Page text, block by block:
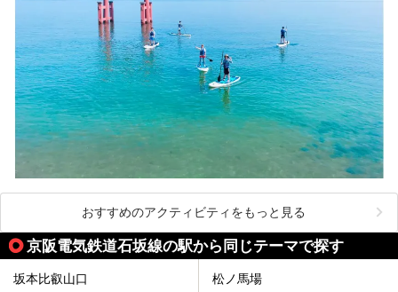
おすすめのアクティビティをもっと見る
京阪電気鉄道石坂線の駅から同じテーマで探す
坂本比叡山口 松ノ馬場